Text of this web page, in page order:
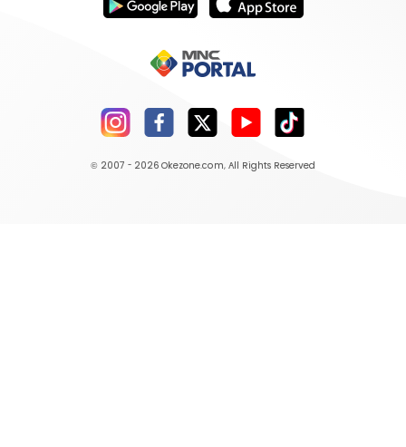
© 2007 - 2026 Okezone.com, All Rights Reserved